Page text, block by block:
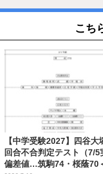
こち
【中学受験2027】四谷大
回合不合判定テスト（7/5
偏差値…筑駒74・桜蔭70